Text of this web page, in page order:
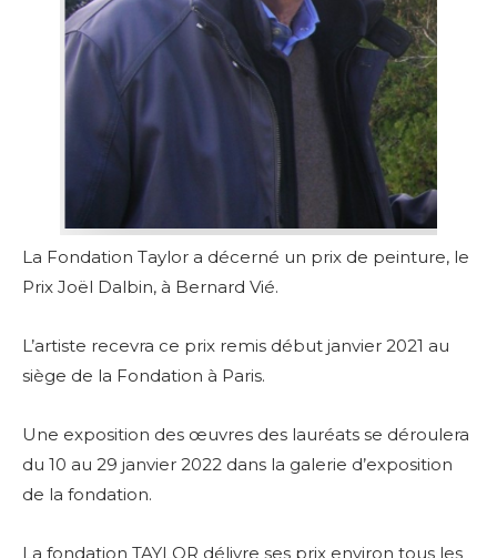
La Fondation Taylor a décerné un prix de peinture, le
Prix Joël Dalbin, à Bernard Vié.
L’artiste recevra ce prix remis début janvier 2021 au
siège de la Fondation à Paris.
Une exposition des œuvres des lauréats se déroulera
du 10 au 29 janvier 2022 dans la galerie d’exposition
de la fondation.
La fondation TAYLOR délivre ses prix environ tous les